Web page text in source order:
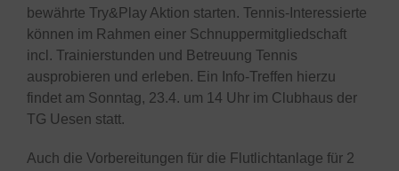
bewährte Try&Play Aktion starten. Tennis-Interessierte
können im Rahmen einer Schnuppermitgliedschaft
incl. Trainierstunden und Betreuung Tennis
ausprobieren und erleben. Ein Info-Treffen hierzu
findet am Sonntag, 23.4. um 14 Uhr im Clubhaus der
TG Uesen statt.
Auch die Vorbereitungen für die Flutlichtanlage für 2